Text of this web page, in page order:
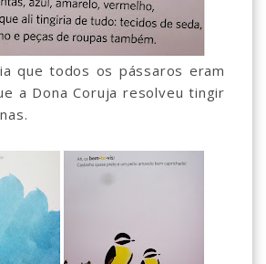
que todos os pássaros eram
a Dona Coruja resolveu tingir